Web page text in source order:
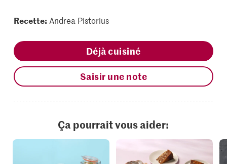
Recette: Andrea Pistorius
Déjà cuisiné
Saisir une note
Ça pourrait vous aider: